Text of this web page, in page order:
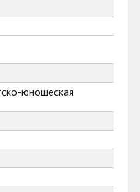
юношеская